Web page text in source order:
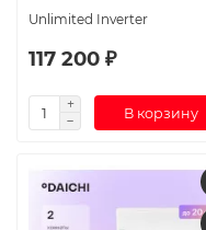
Unlimited Inverter
117 200 ₽
В корзину